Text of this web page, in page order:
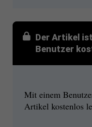
Der Artikel
Benutzer
Mit einem
Artikel kostenlos